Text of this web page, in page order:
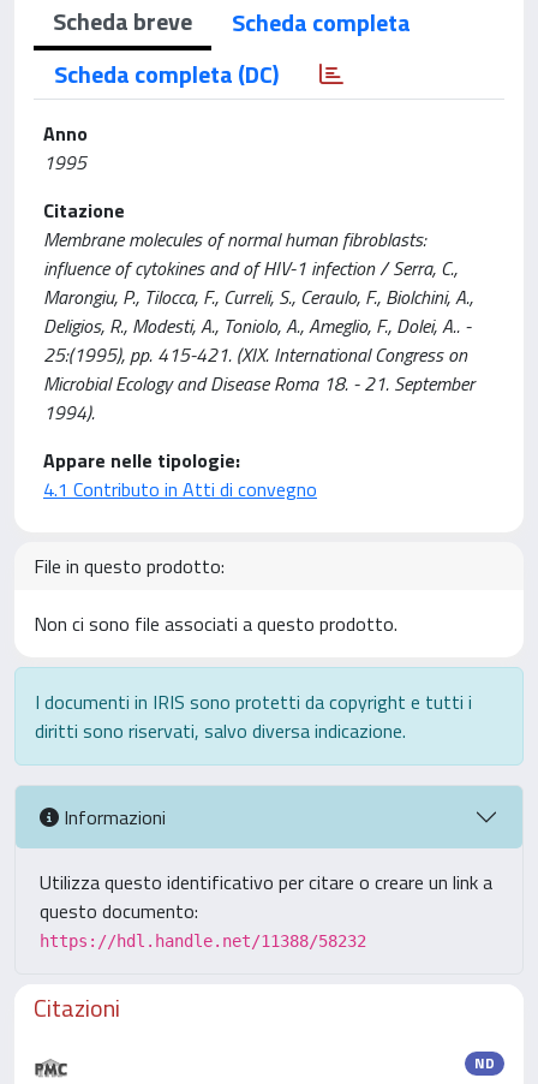
Scheda breve
Scheda completa
Scheda completa (DC)
Anno
1995
Citazione
Membrane molecules of normal human fibroblasts:
influence of cytokines and of HIV-1 infection / Serra, C.,
Marongiu, P., Tilocca, F., Curreli, S., Ceraulo, F., Biolchini, A.,
Deligios, R., Modesti, A., Toniolo, A., Ameglio, F., Dolei, A.. -
25:(1995), pp. 415-421. (XIX. International Congress on
Microbial Ecology and Disease Roma 18. - 21. September
1994).
Appare nelle tipologie:
4.1 Contributo in Atti di convegno
File in questo prodotto:
Non ci sono file associati a questo prodotto.
I documenti in IRIS sono protetti da copyright e tutti i
diritti sono riservati, salvo diversa indicazione.
Informazioni
Utilizza questo identificativo per citare o creare un link a
questo documento:
https://hdl.handle.net/11388/58232
Citazioni
ND